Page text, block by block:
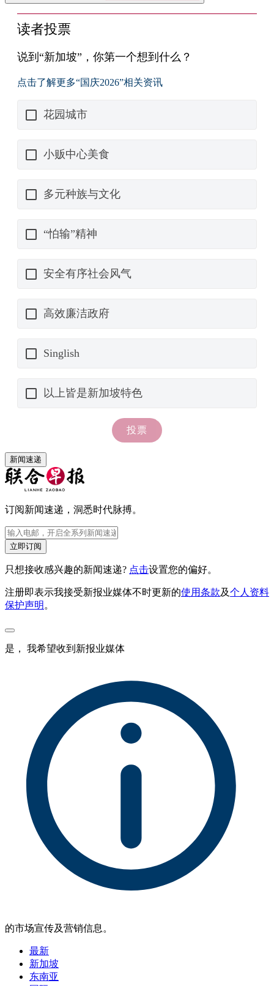
新闻速递
订阅新闻速递，洞悉时代脉搏。
立即订阅
只想接收感兴趣的新闻速递? 点击设置您的偏好。
注册即表示我接受新报业媒体不时更新的使用条款及个人资料
保护声明 。
是， 我希望收到新报业媒体
的市场宣传及营销信息。
最新
新加坡
东南亚